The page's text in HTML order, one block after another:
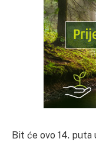
Bit će ovo 14.